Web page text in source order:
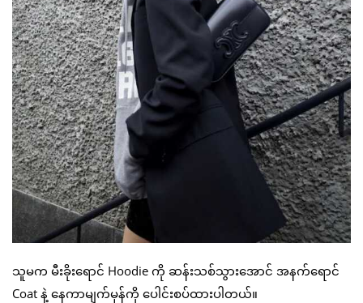
သူမက မီးခိုးရောင် Hoodie ကို ဆန်းသစ်သွားအောင် အနက်ရောင်
Coat နဲ့ နေကာမျက်မှန်ကို ပေါင်းစပ်ထားပါတယ်။